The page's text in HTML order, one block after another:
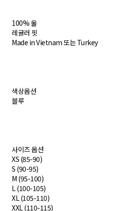
100% 울
레귤러 핏
Made in Vietnam 또는 Turkey
색상옵션
블루
사이즈 옵션
XS (85-90)
S (90-95)
M (95-100)
L (100-105)
XL (105-110)
XXL (110-115)